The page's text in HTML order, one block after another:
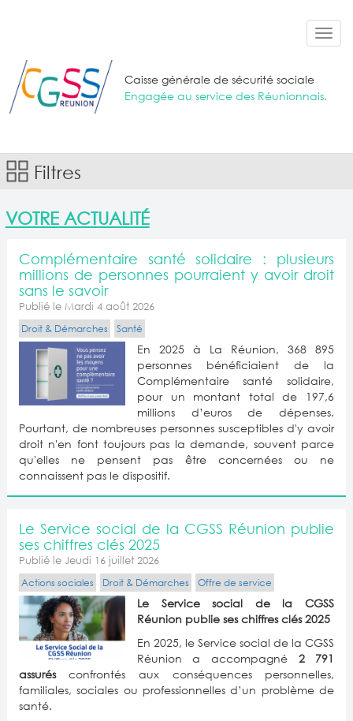
Caisse générale de sécurité sociale
Engagée au service des Réunionnais.
Filtres
VOTRE ACTUALITÉ
Complémentaire santé solidaire : plusieurs
millions de personnes pourraient y avoir droit
sans le savoir
Publié le Mardi 4 août 2026
Droit & Démarches
Santé
En 2025 à La Réunion, 368 895
personnes bénéficiaient de la
Complémentaire santé solidaire,
pour un montant total de 197,6
millions d’euros de dépenses.
Pourtant, de nombreuses personnes susceptibles d'y avoir
droit n'en font toujours pas la demande, souvent parce
qu'elles ne pensent pas être concernées ou ne
connaissent pas le dispositif.
Le Service social de la CGSS Réunion publie
ses chiffres clés 2025
Publié le Jeudi 16 juillet 2026
Actions sociales
Droit & Démarches Offre de service
Le Service social de la CGSS
Réunion publie ses chiffres clés 2025
En 2025, le Service social de la CGSS
Réunion a accompagné 2 791
assurésconfrontés aux conséquences personnelles,
familiales, sociales ou professionnelles d’un problème de
santé.